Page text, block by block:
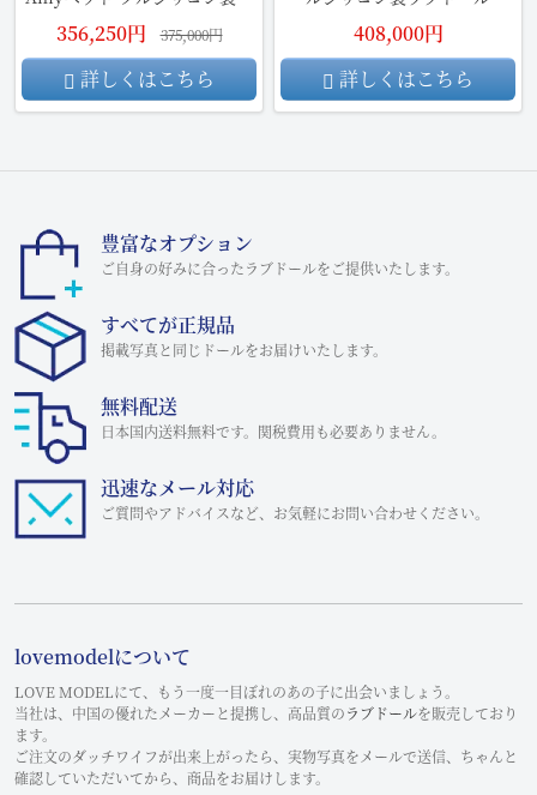
ブドール
356,250円 375,000円
詳しくはこちら
408,000円
詳しくはこちら
豊富なオプション
ご自身の好みに合ったラブドールをご提供いたします。
すべてが正規品
掲載写真と同じドールをお届けいたします。
無料配送
日本国内送料無料です。関税費用も必要ありません。
迅速なメール対応
ご質問やアドバイスなど、お気軽にお問い合わせください。
lovemodelについて
LOVE MODELにて、もう一度一目ぼれのあの子に出会いましょう。
当社は、中国の優れたメーカーと提携し、高品質のラブドールを販売しており
ます。
ご注文のダッチワイフが出来上がったら、実物写真をメールで送信、ちゃんと
確認していただいてから、商品をお届けします。